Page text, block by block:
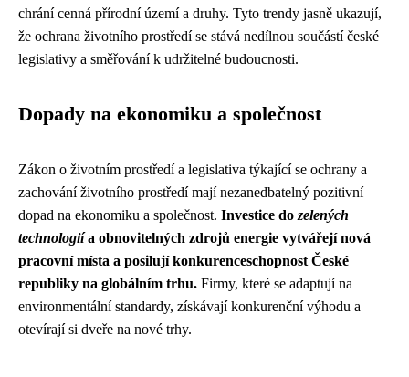
chrání cenná přírodní území a druhy. Tyto trendy jasně ukazují,
že ochrana životního prostředí se stává nedílnou součástí české
legislativy a směřování k udržitelné budoucnosti.
Dopady na ekonomiku a společnost
Zákon o životním prostředí a legislativa týkající se ochrany a
zachování životního prostředí mají nezanedbatelný pozitivní
dopad na ekonomiku a společnost. Investice do zelených
technologií a obnovitelných zdrojů energie vytvářejí nová
pracovní místa a posilují konkurenceschopnost České
republiky na globálním trhu. Firmy, které se adaptují na
environmentální standardy, získávají konkurenční výhodu a
otevírají si dveře na nové trhy.